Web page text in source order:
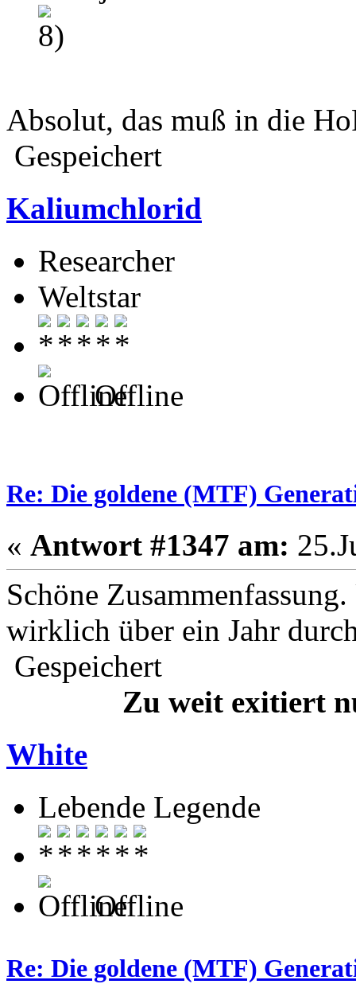
Absolut, das muß in die
Gespeichert
Kaliumchlorid
Researcher
Weltstar
Offline
Re: Die goldene (MTF)
« Antwort #1347 am:
Schöne
wirklich über ein Jahr
Gespeichert
Zu weit exitiert
White
Lebende Legende
Offline
Re: Die goldene (MTF)